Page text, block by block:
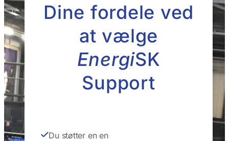
Dine fordele ved
at vælge
EnergiSK
Support
Du støtter en en